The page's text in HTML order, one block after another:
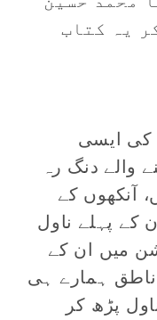
یہ کتاب
کی ایسی
والے دنگ رہ
آنکھوں کے
کے پہلے ناول
میں ان کے
ناطق ہمارے ہی
پڑھ کر